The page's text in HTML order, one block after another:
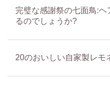
完璧な感謝祭の七面鳥:
るのでしょうか?
20のおいしい自家製レモ